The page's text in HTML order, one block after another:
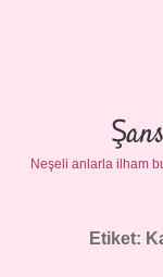
Neşeli anlarla ilham
Etiket: